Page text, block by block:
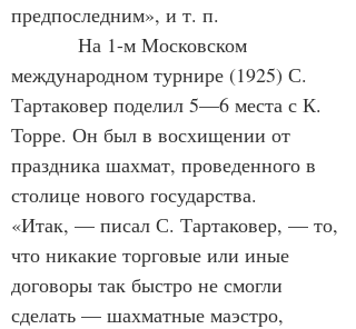
предпоследним», и т. п.
международном турнире (1925) С.
Тартаковер поделил 5—6 места с К.
Торре. Он был в восхищении от
праздника шахмат, проведенного в
столице нового государства.
«Итак, — писал С. Тартаковер, — то,
что никакие торговые или иные
договоры так быстро не смогли
сделать — шахматные маэстро,